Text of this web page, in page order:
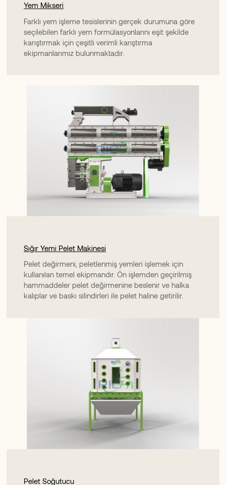
Yem Mikseri
Farklı yem işleme tesislerinin gerçek durumuna göre
seçilebilen farklı yem formülasyonlarını eşit şekilde
karıştırmak için çeşitli verimli karıştırma
ekipmanlarımız bulunmaktadır.
Sığır Yemi Pelet Makinesi
Pelet değirmeni, peletlenmiş yemleri işlemek için
kullanılan temel ekipmandır. Ön işlemden geçirilmiş
hammaddeler pelet değirmenine beslenir ve halka
kalıplar ve baskı silindirleri ile pelet haline getirilir.
Pelet Soğutucu